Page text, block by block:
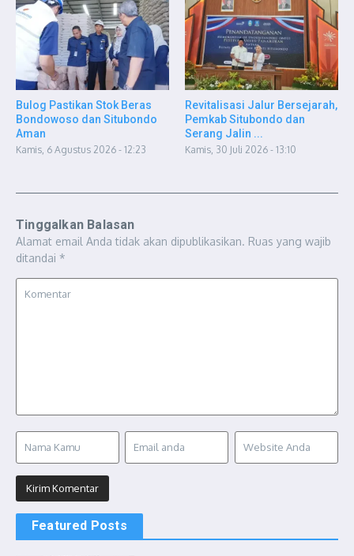
Bulog Pastikan Stok Beras
Bondowoso dan Situbondo
Aman
Kamis, 6 Agustus 2026 - 12:23
Revitalisasi Jalur Bersejarah,
Pemkab Situbondo dan
Serang Jalin ...
Kamis, 30 Juli 2026 - 13:10
Tinggalkan Balasan
Alamat email Anda tidak akan dipublikasikan. Ruas yang wajib
ditandai *
Featured Posts